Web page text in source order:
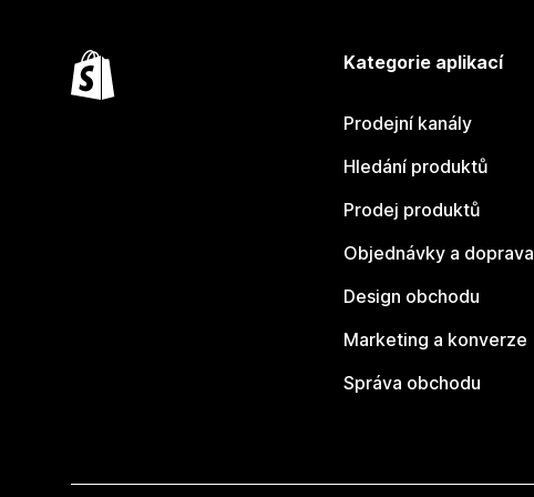
Kategorie aplikací
Prodejní kanály
Hledání produktů
Prodej produktů
Objednávky a doprava
Design obchodu
Marketing a konverze
Správa obchodu